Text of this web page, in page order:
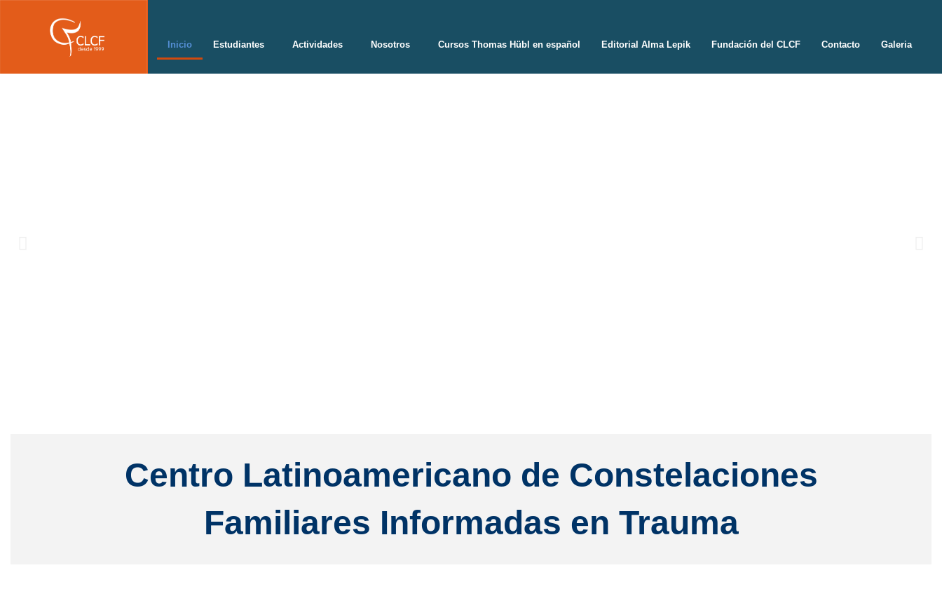
Inicio Estudiantes Actividades Nosotros Cursos Thomas Hübl en español Editorial Alma Lepik Fundación del CLCF Contacto Galeria
Centro Latinoamericano de Constelaciones
Familiares Informadas en Trauma